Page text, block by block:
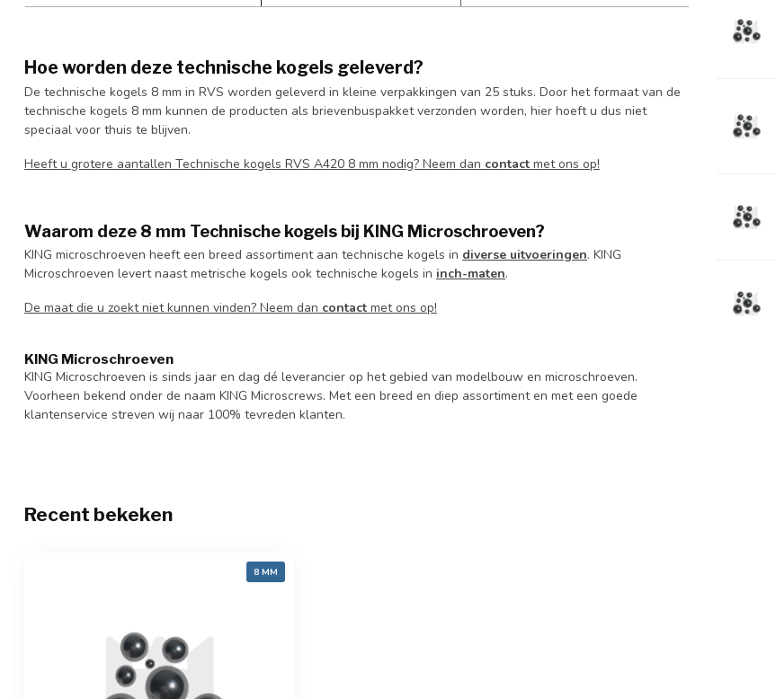
Hoe worden deze technische kogels geleverd?
De technische kogels 8 mm in RVS worden geleverd in kleine verpakkingen van 25 stuks. Door het formaat van de
technische kogels 8 mm kunnen de producten als brievenbuspakket verzonden worden, hier hoeft u dus niet
speciaal voor thuis te blijven.
Heeft u grotere aantallen Technische kogels RVS A420 8 mm nodig? Neem dan contact met ons op!
Waarom deze 8 mm Technische kogels bij KING Microschroeven?
KING microschroeven heeft een breed assortiment aan technische kogels in diverse uitvoeringen. KING
Microschroeven levert naast metrische kogels ook technische kogels in inch-maten.
De maat die u zoekt niet kunnen vinden? Neem dan contact met ons op!
KING Microschroeven
KING Microschroeven is sinds jaar en dag dé leverancier op het gebied van modelbouw en microschroeven.
Voorheen bekend onder de naam KING Microscrews. Met een breed en diep assortiment en met een goede
klantenservice streven wij naar 100% tevreden klanten.
Recent bekeken
8 MM